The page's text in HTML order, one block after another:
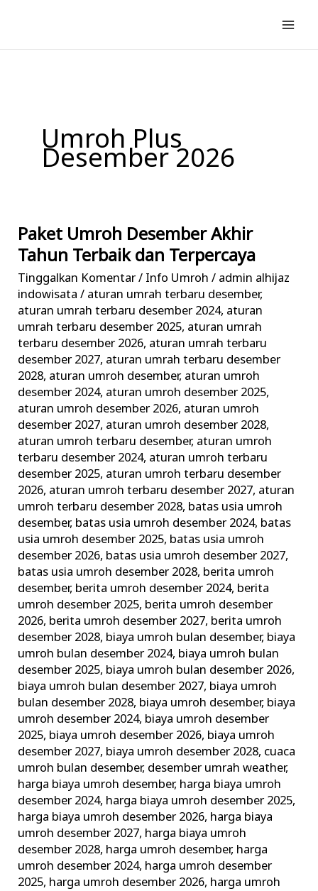
konten
Umroh Plus
Desember 2026
Paket Umroh Desember Akhir
Tahun Terbaik dan Terpercaya
Tinggalkan Komentar/ Info Umroh / admin alhijaz
indowisata/ aturan umrah terbaru desember,
aturan umrah terbaru desember 2024, aturan
umrah terbaru desember 2025, aturan umrah
terbaru desember 2026, aturan umrah terbaru
desember 2027, aturan umrah terbaru desember
2028, aturan umroh desember, aturan umroh
desember 2024, aturan umroh desember 2025,
aturan umroh desember 2026, aturan umroh
desember 2027, aturan umroh desember 2028,
aturan umroh terbaru desember, aturan umroh
terbaru desember 2024, aturan umroh terbaru
desember 2025, aturan umroh terbaru desember
2026, aturan umroh terbaru desember 2027, aturan
umroh terbaru desember 2028, batas usia umroh
desember, batas usia umroh desember 2024, batas
usia umroh desember 2025, batas usia umroh
desember 2026, batas usia umroh desember 2027,
batas usia umroh desember 2028, berita umroh
desember, berita umroh desember 2024, berita
umroh desember 2025, berita umroh desember
2026, berita umroh desember 2027, berita umroh
desember 2028, biaya umroh bulan desember, biaya
umroh bulan desember 2024, biaya umroh bulan
desember 2025, biaya umroh bulan desember 2026,
biaya umroh bulan desember 2027, biaya umroh
bulan desember 2028, biaya umroh desember, biaya
umroh desember 2024, biaya umroh desember
2025, biaya umroh desember 2026, biaya umroh
desember 2027, biaya umroh desember 2028, cuaca
umroh bulan desember, desember umrah weather,
harga biaya umroh desember, harga biaya umroh
desember 2024, harga biaya umroh desember 2025,
harga biaya umroh desember 2026, harga biaya
umroh desember 2027, harga biaya umroh
desember 2028, harga umroh desember, harga
umroh desember 2024, harga umroh desember
2025, harga umroh desember 2026, harga umroh
Paket
Umroh
Desember
Akhir
Tahun
Terbaik
dan
Terpercaya